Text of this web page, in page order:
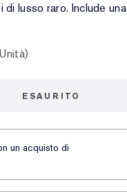
lusso raro. Include una
ESAURITO
un acquisto di